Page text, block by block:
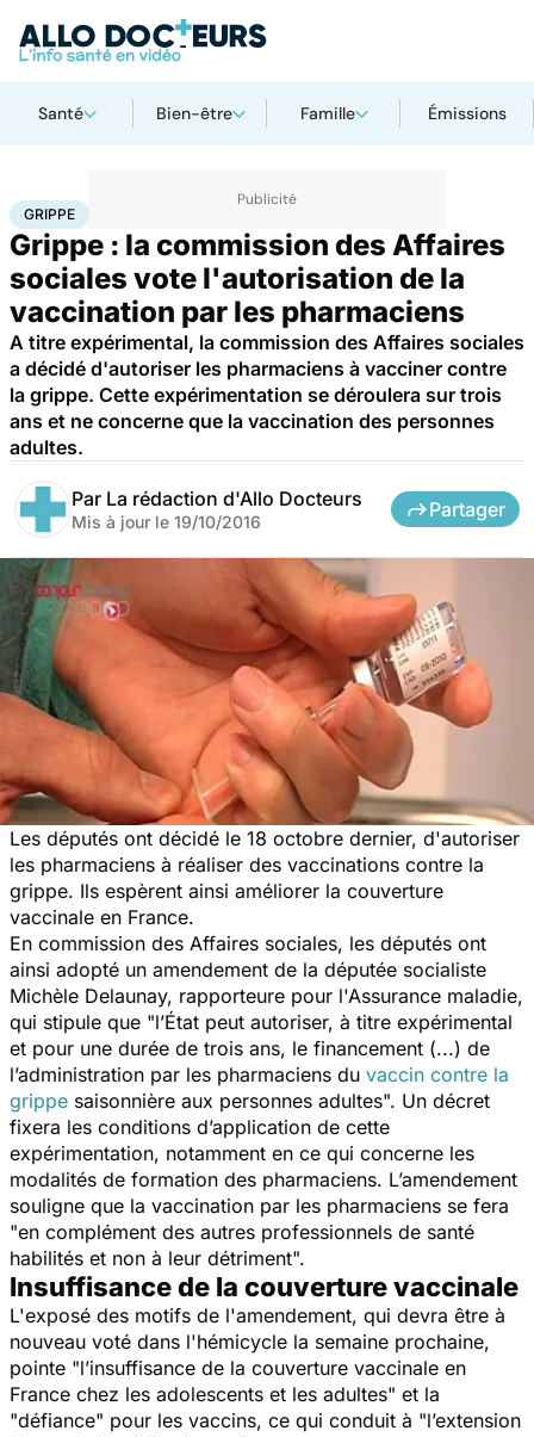
Santé Bien-être Famille Émissions
AccueilSanté Grippe
GRIPPE
Grippe : la commission des Affaires
sociales vote l'autorisation de la
vaccination par les pharmaciens
A titre expérimental, la commission des Affaires sociales
a décidé d'autoriser les pharmaciens à vacciner contre
la grippe. Cette expérimentation se déroulera sur trois
ans et ne concerne que la vaccination des personnes
adultes.
Par La rédaction d'Allo Docteurs
Mis à jour le 19/10/2016
Partager
Les députés ont décidé le 18 octobre dernier, d'autoriser
les pharmaciens à réaliser des vaccinations contre la
grippe. Ils espèrent ainsi améliorer la couverture
vaccinale en France.
En commission des Affaires sociales, les députés ont
ainsi adopté un amendement de la députée socialiste
Michèle Delaunay, rapporteure pour l'Assurance maladie,
qui stipule que "l’État peut autoriser, à titre expérimental
et pour une durée de trois ans, le financement (...) de
l’administration par les pharmaciens du vaccin contre la
grippe saisonnière aux personnes adultes". Un décret
fixera les conditions d’application de cette
expérimentation, notamment en ce qui concerne les
modalités de formation des pharmaciens. L’amendement
souligne que la vaccination par les pharmaciens se fera
"en complément des autres professionnels de santé
habilités et non à leur détriment".
Insuffisance de la couverture vaccinale
L'exposé des motifs de l'amendement, qui devra être à
nouveau voté dans l'hémicycle la semaine prochaine,
pointe "l’insuffisance de la couverture vaccinale en
France chez les adolescents et les adultes" et la
"défiance" pour les vaccins, ce qui conduit à "l’extension